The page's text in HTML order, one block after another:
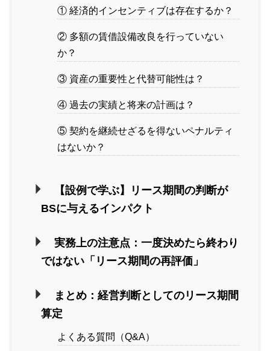
① 経済的インセンティブは存在するか？
② 多額の賃借設備改良を行っていない
か？
③ 資産の重要性と代替可能性は？
④ 過去の実績と将来の計画は？
⑤ 契約を継続せざるを得ないペナルティ
はないか？
【設例で学ぶ】リース期間の判断が
BSに与えるインパクト
実務上の注意点：一度決めたら終わり
ではない「リース期間の再評価」
まとめ：経営判断としてのリース期間
算定
よくある質問（Q&A）